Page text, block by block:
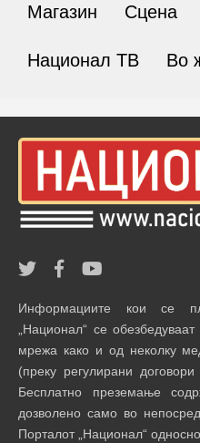
Магазин Сцена
Национал ТВ Во
Информациите кои се
„Национал“ се
мрежа како и од неколку
(преку регулирани
Бесплатно преземање
дозволено само во
Порталот „Национал“